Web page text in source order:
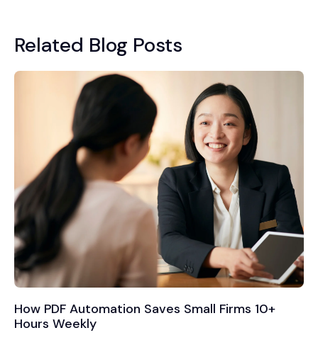
Related Blog Posts
How PDF Automation Saves Small Firms 10+
Hours Weekly